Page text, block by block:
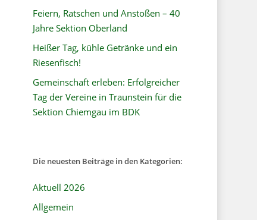
Feiern, Ratschen und Anstoßen – 40
Jahre Sektion Oberland
Heißer Tag, kühle Getränke und ein
Riesenfisch!
Gemeinschaft erleben: Erfolgreicher
Tag der Vereine in Traunstein für die
Sektion Chiemgau im BDK
Die neuesten Beiträge in den Kategorien:
Aktuell 2026
Allgemein